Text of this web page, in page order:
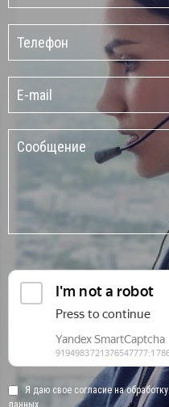
Я даю свое согласие на обработку
данных